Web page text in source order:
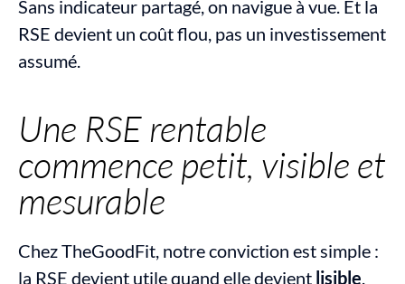
Sans indicateur partagé, on navigue à vue. Et la
RSE devient un coût flou, pas un investissement
assumé.
Une RSE rentable
commence petit, visible et
mesurable
Chez TheGoodFit, notre conviction est simple :
la RSE devient utile quand elle devient lisible.